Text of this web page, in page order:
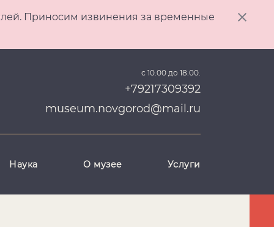
Приносим извинения за временные
с 10.00 до 18.00.
+79217309392
museum.novgorod@mail.ru
Наука О музее Услуги